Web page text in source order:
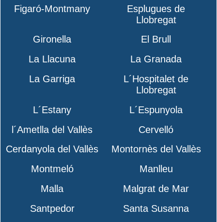
Figaró-Montmany
Esplugues de
Llobregat
Gironella
El Brull
La Llacuna
La Granada
La Garriga
L´Hospitalet de
Llobregat
L´Estany
L´Espunyola
l´Ametlla del Vallès
Cervelló
Cerdanyola del Vallès
Montornès del Vallès
Montmeló
Manlleu
Malla
Malgrat de Mar
Santpedor
Santa Susanna